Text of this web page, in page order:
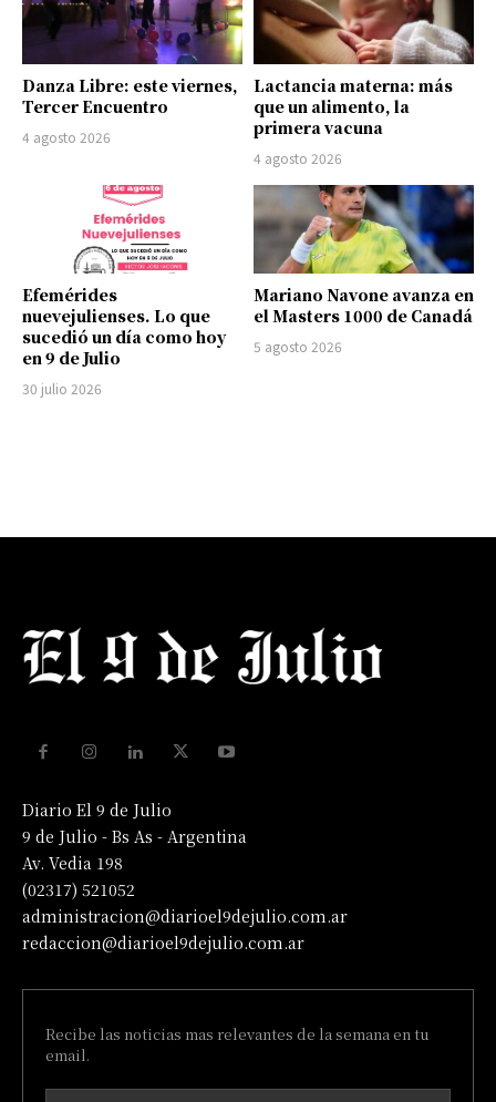
Danza Libre: este viernes,
Tercer Encuentro
4 agosto 2026
Lactancia materna: más
que un alimento, la
primera vacuna
4 agosto 2026
Efemérides
nuevejulienses. Lo que
sucedió un día como hoy
en 9 de Julio
30 julio 2026
Mariano Navone avanza en
el Masters 1000 de Canadá
5 agosto 2026
Diario El 9 de Julio
9 de Julio - Bs As - Argentina
Av. Vedia 198
(02317) 521052
administracion@diarioel9dejulio.com.ar
redaccion@diarioel9dejulio.com.ar
Recibe las noticias mas relevantes de la semana en tu
email.